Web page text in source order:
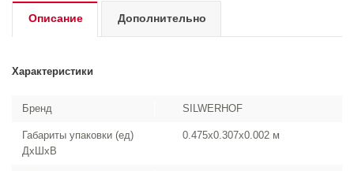
Описание Дополнительно
Характеристики
Бренд SILWERHOF
Габариты упаковки (ед)
ДхШхВ
0.475x0.307x0.002 м